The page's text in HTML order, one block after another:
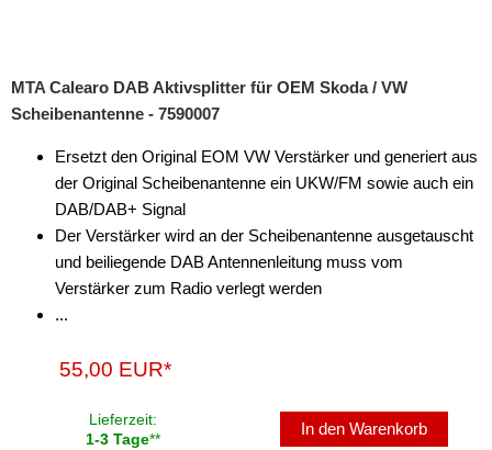
MTA Calearo DAB Aktivsplitter für OEM Skoda / VW
Scheibenantenne - 7590007
Ersetzt den Original EOM VW Verstärker und generiert aus
der Original Scheibenantenne ein UKW/FM sowie auch ein
DAB/DAB+ Signal
Der Verstärker wird an der Scheibenantenne ausgetauscht
und beiliegende DAB Antennenleitung muss vom
Verstärker zum Radio verlegt werden
...
55,00 EUR*
Lieferzeit:
1-3 Tage**
In den Warenkorb